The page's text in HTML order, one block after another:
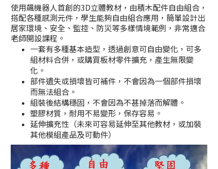
使用飆機器人首創的3D立體教材，由積木配件自由組合，
搭配各種感測元件，學生能夠自由組合應用，簡單設計出
居家環境、安全、監控、防災等多樣情境範例，非常適合
老師開設課程。
一套有多種基本造型，透過創意可自由變化，可多
組材料合併，或購買板材零件擴充，產生無限變
化。
部件遺失或損壞皆可補件，不會因為一個部件損壞
而無法組合。
組裝後結構穩固，不會因為不甚掉落而解體。
塑膠材質，耐用不易變形，保存容易。
延伸擴充性（未來可容易延伸至其他教材，或加裝
其他模組產品及可動件）